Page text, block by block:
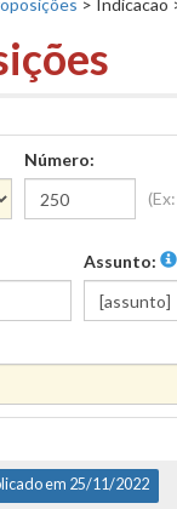
> Indicacao
Número:
Assunto:
em 25/11/2022